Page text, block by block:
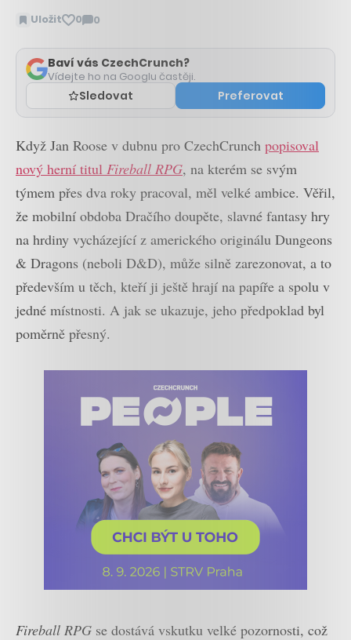
Uložit 0 0
Zobrazit
Baví vás CzechCrunch?
Vídejte ho na Googlu častěji.
Sledovat Preferovat
Když Jan Roose v dubnu pro CzechCrunch popisoval
nový herní titul Fireball RPG, na kterém se svým
týmem přes dva roky pracoval, měl velké ambice. Věřil,
že mobilní obdoba Dračího doupěte, slavné fantasy hry
na hrdiny vycházející z amerického originálu Dungeons
& Dragons (neboli D&D), může silně zarezonovat, a to
především u těch, kteří ji ještě hrají na papíře a spolu v
jedné místnosti. A jak se ukazuje, jeho předpoklad byl
poměrně přesný.
Fireball RPG se dostává vskutku velké pozornosti, což